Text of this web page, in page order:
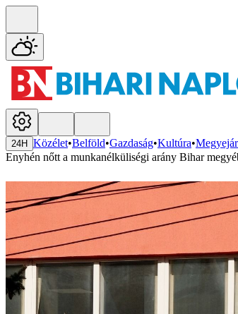
24H Közélet•Belföld•Gazdaság•Kultúra•
Enyhén nőtt a munkanélküliségi arány Bihar